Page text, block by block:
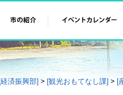
済振興部] > [観光おもてなし課] > [